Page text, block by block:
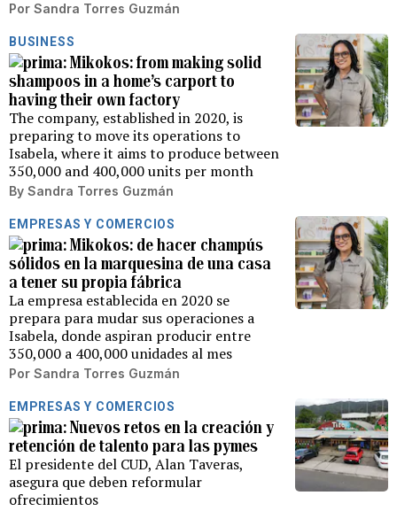
Por Sandra Torres Guzmán
BUSINESS
Mikokos: from making solid
shampoos in a home’s carport to
having their own factory
The company, established in 2020, is
preparing to move its operations to
Isabela, where it aims to produce between
350,000 and 400,000 units per month
By Sandra Torres Guzmán
EMPRESAS Y COMERCIOS
Mikokos: de hacer champús
sólidos en la marquesina de una casa
a tener su propia fábrica
La empresa establecida en 2020 se
prepara para mudar sus operaciones a
Isabela, donde aspiran producir entre
350,000 a 400,000 unidades al mes
Por Sandra Torres Guzmán
EMPRESAS Y COMERCIOS
Nuevos retos en la creación y
retención de talento para las pymes
El presidente del CUD, Alan Taveras,
asegura que deben reformular
ofrecimientos